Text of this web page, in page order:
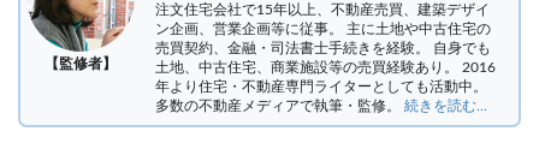
【監修者】
注文住宅会社で15年以上、不動産売買、建築デザイ
ン企画、営業企画等に従事。 主に土地や中古住宅の
売買契約、金融・司法書士手続きを経験。 自身でも
土地、中古住宅、商業施設等の売買経験あり。 2016
年より住宅・不動産専門ライターとしても活動中。
多数の不動産メディアで執筆・監修。 続きを読む...